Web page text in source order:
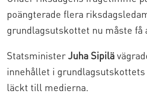
poängterade flera
grundlagsutskottet nu måste få
StatsministerJuha Sipilä
innehållet i
läckt till medierna.